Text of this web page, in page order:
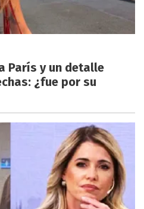
París y un detalle
¿fue por su